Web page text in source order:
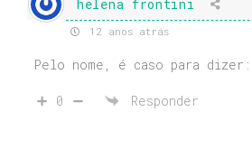
helena frontini
12 anos atrás
Pelo nome, é caso para
0 Responder